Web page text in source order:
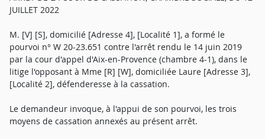
JUILLET 2022
M. [V] [S], domicilié [Adresse 4], [Localité 1], a formé le
pourvoi n° W 20-23.651 contre l'arrêt rendu le 14 juin 2019
par la cour d'appel d'Aix-en-Provence (chambre 4-1), dans le
litige l'opposant à Mme [R] [W], domiciliée Laure [Adresse 3],
[Localité 2], défenderesse à la cassation.
Le demandeur invoque, à l'appui de son pourvoi, les trois
moyens de cassation annexés au présent arrêt.